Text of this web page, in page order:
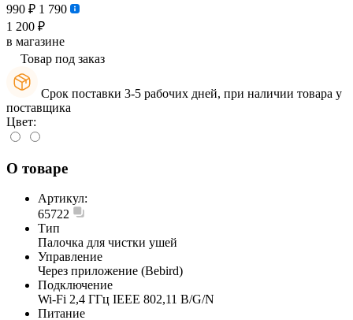
990 ₽ 1 790
1 200 ₽
в магазине
Товар под заказ
Срок поставки 3-5 рабочих дней, при наличии товара у
поставщика
Цвет:
О товаре
Артикул:
65722
Тип
Палочка для чистки ушей
Управление
Через приложение (Bebird)
Подключение
Wi-Fi 2,4 ГГц IEEE 802,11 B/G/N
Питание